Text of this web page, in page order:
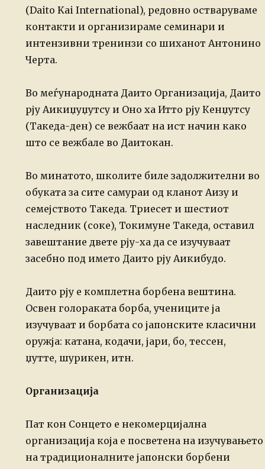
(Daito Kai International), редовно остваруваме
контакти и организираме семинари и
интензивни тренинзи со шиханот Антонино
Черта.
Во меѓународната Даито Организација, Даито
рју Аикиџуџутсу и Оно ха Итто рју Кенџутсу
(Такеда-ден) се вежбаат на ист начин како
што се вежбале во Даитокан.
Во минатото, школите биле задолжителни во
обуката за сите самураи од кланот Аизу и
семејството Такеда. Триесет и шестиот
наследник (соке), Токимуне Такеда, оставил
завештание двете рју-ха да се изучуваат
засебно под името Даито рју Аикибудо.
Даито рју е комплетна борбена вештина.
Освен голораката борба, учениците ја
изучуваат и борбата со јапонските класични
оружја: катана, кодачи, јари, бо, тессен,
џутте, шурикен, итн.
Организација
Пат кон Сонцето е некомерцијална
организација која е посветена на изучувањето
на традиционалните јапонски борбени